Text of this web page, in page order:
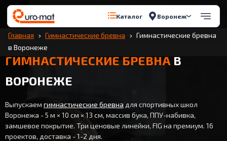
Каталог Воронеж
Главная Гимнастические бревна
Гимнастические бревна
в Воронеже
ГИМНАСТИЧЕСКИЕ БРЕВНА В
ВОРОНЕЖЕ
Выпускаем гимнастические бревна для спортивных школ
Воронежа - 5 м × 10 см × 13 см, массив бука, ППУ-набивка,
замшевое покрытие. Три ценовые линейки, FIG на премиум. 16
проектов, доставка - 1-2 дня.